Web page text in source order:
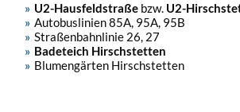
U2-Hausfeldstraße bzw.U2-
Autobuslinien 85A, 95A, 95B
Straßenbahnlinie 26, 27
Badeteich Hirschstetten
Blumengärten Hirschstetten